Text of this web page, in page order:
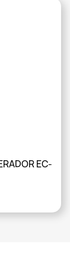
EC-